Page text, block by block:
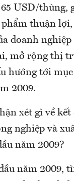
USD/thùng,
thuận lợi,
doanh
mở rộng thị
hướng tới
2009.
xét gì về kết
nghiệp và
năm 2009?
năm 2009,